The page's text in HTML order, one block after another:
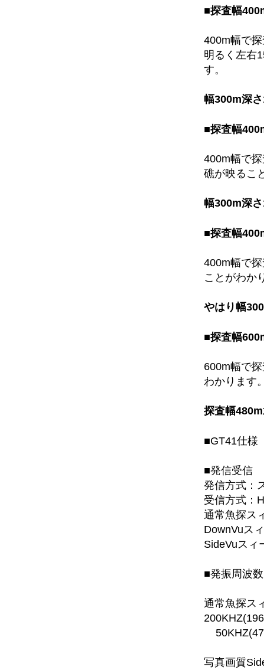
■探査幅
400m幅で
明るく左右
す。
幅300m深
■探査幅
400m幅で
礁が映るこ
幅300m深
■探査幅
400m幅で
ことがわか
やはり幅
■探査幅
600m幅で
わかります
探査幅
■GT41仕様
■発信受信
発信方式：
受信方式：
通常魚探ス
DownVuス
SideVuスィ
■発振周波数
通常魚探ス
写真画質